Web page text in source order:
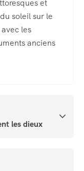
et
soleil sur le
les
anciens
les dieux